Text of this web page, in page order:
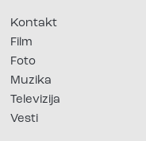
Kontakt
Film
Foto
Muzika
Televizija
Vesti